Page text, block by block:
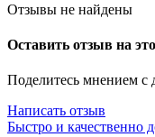
Отзывы не найдены
Оставить отзыв на
Поделитесь мнением с
Написать отзыв
Быстро и качественно